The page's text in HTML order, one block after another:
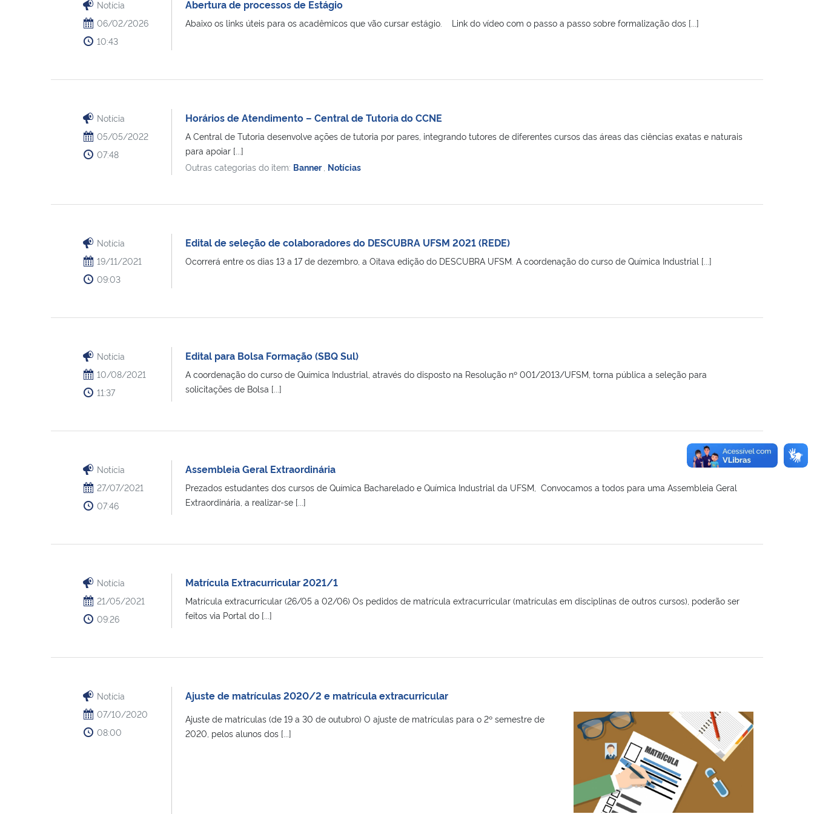
Notícia
06/02/2026
10:43
Abertura de processos de Estágio
Abaixo os links úteis para os acadêmicos que vão cursar estágio. Link do vídeo com o passo a passo sobre formalização dos [...]
Notícia
05/05/2022
07:48
Horários de Atendimento – Central de Tutoria do CCNE
A Central de Tutoria desenvolve ações de tutoria por pares, integrando tutores de diferentes cursos das áreas das ciências exatas e naturais
para apoiar [...]
Outras categorias do item: Banner Notícias
Notícia
19/11/2021
09:03
Edital de seleção de colaboradores do DESCUBRA UFSM 2021 (REDE)
Ocorrerá entre os dias 13 a 17 de dezembro, a Oitava edição do DESCUBRA UFSM. A coordenação do curso de Química Industrial [...]
Notícia
10/08/2021
11:37
Edital para Bolsa Formação (SBQ Sul)
A coordenação do curso de Química Industrial, através do disposto na Resolução nº 001/2013/UFSM, torna pública a seleção para
solicitações de Bolsa [...]
Notícia
27/07/2021
07:46
Assembleia Geral Extraordinária
Prezados estudantes dos cursos de Química Bacharelado e Química Industrial da UFSM, Convocamos a todos para uma Assembleia Geral
Extraordinária, a realizar-se [...]
Notícia
21/05/2021
09:26
Matrícula Extracurricular 2021/1
Matrícula extracurricular (26/05 a 02/06) Os pedidos de matrícula extracurricular (matrículas em disciplinas de outros cursos), poderão ser
feitos via Portal do [...]
Notícia
07/10/2020
08:00
Ajuste de matrículas 2020/2 e matrícula extracurricular
Ajuste de matrículas (de 19 a 30 de outubro) O ajuste de matrículas para o 2º semestre de
2020, pelos alunos dos [...]